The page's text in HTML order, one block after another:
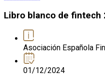
Libro blanco de fintech
Asociación Española
01/12/2024